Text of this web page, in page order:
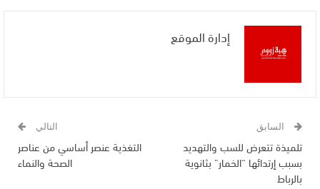
إدارة الموقع
السابق
تلميذة تتعرض للسب والتهديد
بسبب إرتدائها “الخمار” بثانوية
بالرباط
التالي
التغذية عنصر أساسي من عناصر
الصحة والنماء